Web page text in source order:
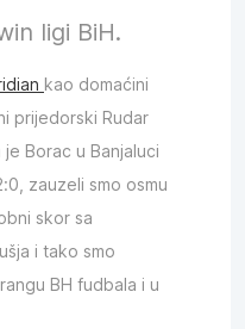
ligi BiH.
kao domaćini
prijedorski Rudar
Borac u Banjaluci
zauzeli smo osmu
skor sa
i tako smo
BH fudbala i u